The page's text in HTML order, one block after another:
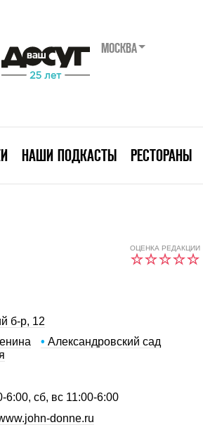
МОСКВА
НАШИ ПОДКАСТЫ РЕСТОРАНЫ
ОЦЕНКА РЕДАКЦИИ
б-р, 12
• Александровский сад
сб, вс 11:00-6:00
donne.ru